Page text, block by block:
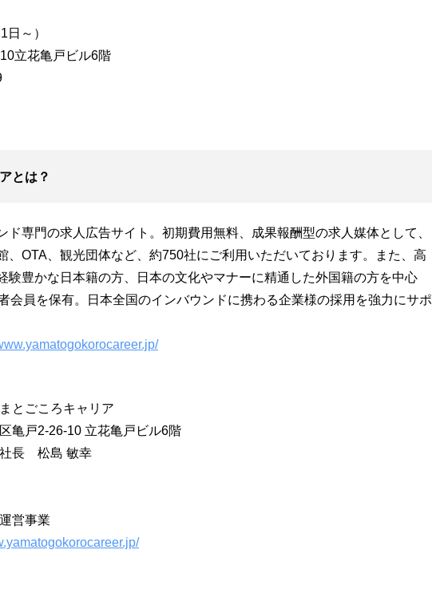
～）
立花亀戸ビル6階
とは？
ド専門の求人広告サイト。初期費用無料、成果報酬型の求人媒体として、
、OTA、観光団体など、約750社にご利用いただいております。また、高
験豊かな日本籍の方、日本の文化やマナーに精通した外国籍の方を中心
会員を保有。日本全国のインバウンドに携わる企業様の採用を強力にサポ
とごころキャリア
亀戸2-26-10 立花亀戸ビル6階
長 松島 敏幸
営事業